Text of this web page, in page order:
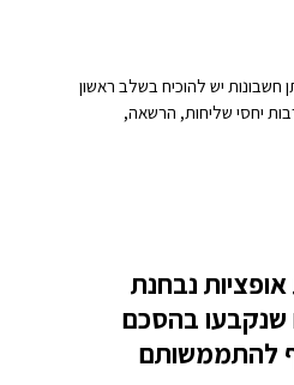
יש להוכיח בשלב ראשון
יחסי שליחות, הרשאה,
נבחנת
בהסכם
להתממשותם